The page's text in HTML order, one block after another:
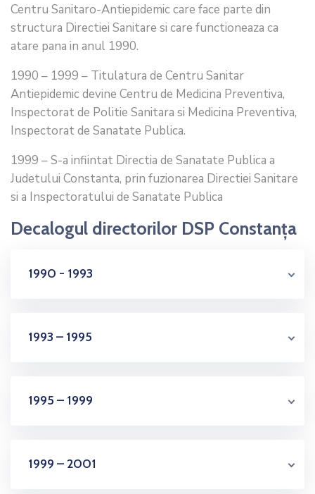
Centru Sanitaro-Antiepidemic care face parte din
structura Directiei Sanitare si care functioneaza ca
atare pana in anul 1990.
1990 – 1999 – Titulatura de Centru Sanitar
Antiepidemic devine Centru de Medicina Preventiva,
Inspectorat de Politie Sanitara si Medicina Preventiva,
Inspectorat de Sanatate Publica.
1999 – S-a infiintat Directia de Sanatate Publica a
Judetului Constanta, prin fuzionarea Directiei Sanitare
si a Inspectoratului de Sanatate Publica
Decalogul directorilor DSP Constanța
1990 - 1993
1993 – 1995
1995 – 1999
1999 – 2001